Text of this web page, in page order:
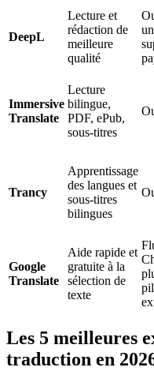
DeepL
Lecture et
rédaction de
meilleure
qualité
Immersive
Translate
Lecture
bilingue,
PDF, ePub,
sous-titres
Trancy
Apprentissage
des langues et
sous-titres
bilingues
Google
Translate
Aide rapide et
gratuite à la
sélection de
texte
Les 5 meilleures
traduction en